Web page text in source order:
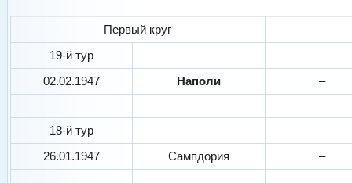
Первый круг
19-й тур
02.02.1947
Наполи –
18-й тур
26.01.1947
Сампдория –